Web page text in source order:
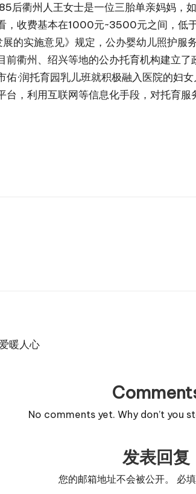
后衢州人王女士是一位三胎单亲妈妈，
，收费基本在1000元~3500元之间，低
的实施意见》规定，公办婴幼儿照护
衢州、绍兴等地的公办托育机构建立
·润托育园乳儿班就积极融入医院的妇
，利用互联网等信息化手段，对托育服
暖人心
No comments yet. Why don’t you
发表回复
您的邮箱地址不会被公开。 必